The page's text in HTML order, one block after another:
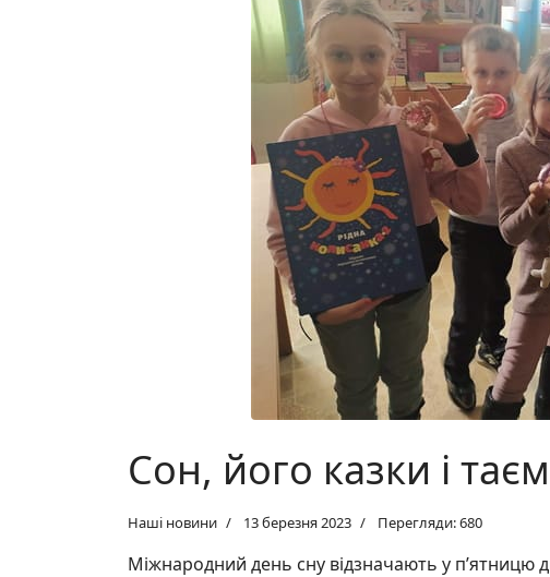
Сон, його казки і
Наші новини 13 березня 2023 Перегляди: 680
Міжнародний день сну відзначають у п’ятницю